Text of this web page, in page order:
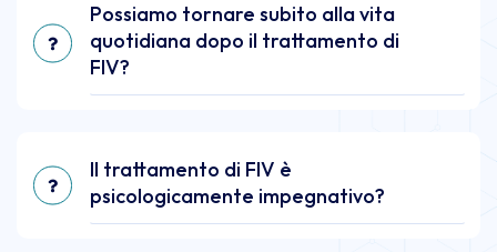
Possiamo tornare subito alla vita
quotidiana dopo il trattamento di
FIV?
Il trattamento di FIV è
psicologicamente impegnativo?